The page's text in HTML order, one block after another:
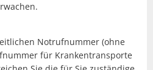
Notrufnummer (ohne
für Krankentransporte